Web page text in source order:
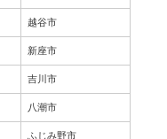
越谷市
新座市
吉川市
八潮市
ふじみ野市